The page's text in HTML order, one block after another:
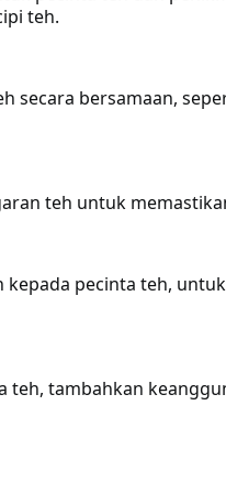
teh.
secara bersamaan,
teh untuk
pecinta teh,
teh, tambahkan